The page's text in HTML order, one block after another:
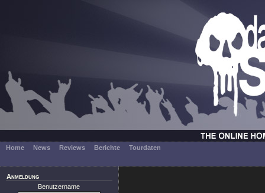
Home News Reviews Berichte Tourdaten
Anmeldung
Benutzername